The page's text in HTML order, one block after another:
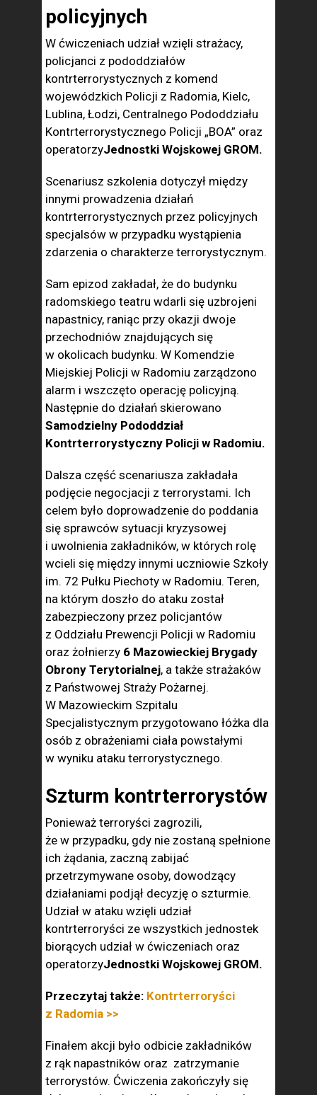
policyjnych
W ćwiczeniach udział wzięli strażacy,
policjanci z pododdziałów
kontrterrorystycznych z komend
wojewódzkich Policji z Radomia, Kielc,
Lublina, Łodzi, Centralnego Pododdziału
Kontrterrorystycznego Policji „BOA” oraz
operatorzyJednostki Wojskowej GROM.
Scenariusz szkolenia dotyczył między
innymi prowadzenia działań
kontrterrorystycznych przez policyjnych
specjalsów w przypadku wystąpienia
zdarzenia o charakterze terrorystycznym.
Sam epizod zakładał, że do budynku
radomskiego teatru wdarli się uzbrojeni
napastnicy, raniąc przy okazji dwoje
przechodniów znajdujących się
w okolicach budynku. W Komendzie
Miejskiej Policji w Radomiu zarządzono
alarm i wszczęto operację policyjną.
Następnie do działań skierowano
Samodzielny Pododdział
Kontrterrorystyczny Policji w Radomiu.
Dalsza część scenariusza zakładała
podjęcie negocjacji z terrorystami. Ich
celem było doprowadzenie do poddania
się sprawców sytuacji kryzysowej
i uwolnienia zakładników, w których rolę
wcieli się między innymi uczniowie Szkoły
im. 72 Pułku Piechoty w Radomiu. Teren,
na którym doszło do ataku został
zabezpieczony przez policjantów
z Oddziału Prewencji Policji w Radomiu
oraz żołnierzy 6 Mazowieckiej Brygady
Obrony Terytorialnej, a także strażaków
z Państwowej Straży Pożarnej.
W Mazowieckim Szpitalu
Specjalistycznym przygotowano łóżka dla
osób z obrażeniami ciała powstałymi
w wyniku ataku terrorystycznego.
Szturm kontrterrorystów
Ponieważ terroryści zagrozili,
że w przypadku, gdy nie zostaną spełnione
ich żądania, zaczną zabijać
przetrzymywane osoby, dowodzący
działaniami podjął decyzję o szturmie.
Udział w ataku wzięli udział
kontrterroryści ze wszystkich jednostek
biorących udział w ćwiczeniach oraz
operatorzyJednostki Wojskowej GROM.
Przeczytaj także: Kontrterroryści
z Radomia >>
Finałem akcji było odbicie zakładników
z rąk napastników oraz zatrzymanie
terrorystów. Ćwiczenia zakończyły się